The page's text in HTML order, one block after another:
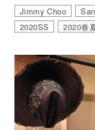
Jimmy Choo
2020SS
2020春